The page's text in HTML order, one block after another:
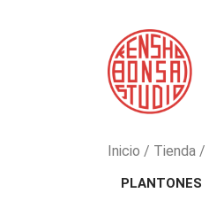
Inicio Tienda
PLANTONES